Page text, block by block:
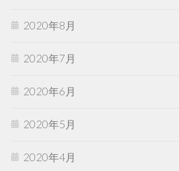
2020年8月
2020年7月
2020年6月
2020年5月
2020年4月